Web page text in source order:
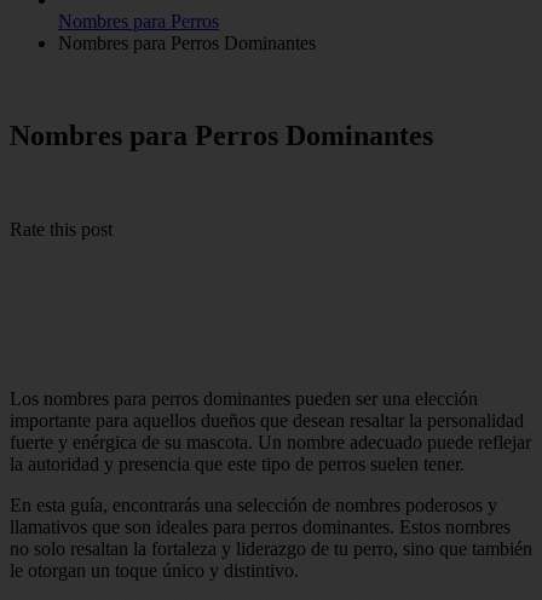
Nombres para Perros
Nombres para Perros Dominantes
Nombres para Perros Dominantes
Rate this post
Los nombres para perros dominantes pueden ser una elección
importante para aquellos dueños que desean resaltar la personalidad
fuerte y enérgica de su mascota. Un nombre adecuado puede reflejar
la autoridad y presencia que este tipo de perros suelen tener.
En esta guía, encontrarás una selección de nombres poderosos y
llamativos que son ideales para perros dominantes. Estos nombres
no solo resaltan la fortaleza y liderazgo de tu perro, sino que también
le otorgan un toque único y distintivo.